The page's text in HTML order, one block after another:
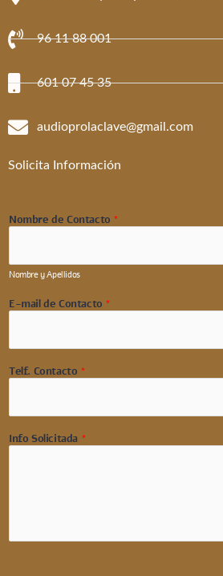
96 11 88 001
601 07 45 35
audioprolaclave@gmail.com
Solicita Información
Nombre de Contacto *
Nombre y Apellidos
E-mail de Contacto *
Telf. Contacto *
Info Solicitada *